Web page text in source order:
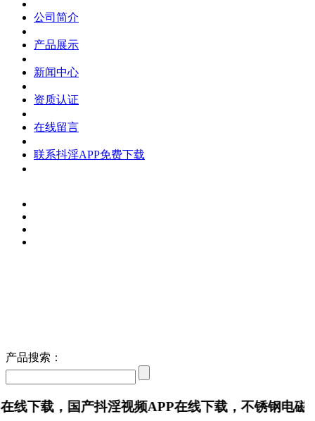
公司简介
产品展示
新闻中心
资质认证
在线留言
联系抖淫APP免费下载
产品搜索：
载，国产抖淫视频APP在线下载，不锈钢电磁阀